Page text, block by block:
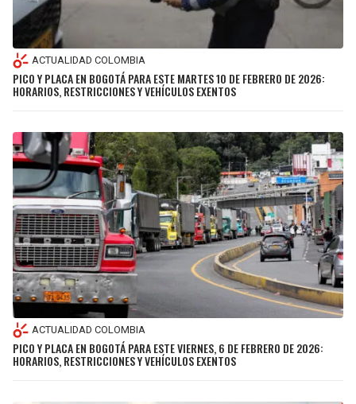
ACTUALIDAD COLOMBIA
PICO Y PLACA EN BOGOTÁ PARA ESTE MARTES 10 DE FEBRERO DE 2026:
HORARIOS, RESTRICCIONES Y VEHÍCULOS EXENTOS
ACTUALIDAD COLOMBIA
PICO Y PLACA EN BOGOTÁ PARA ESTE VIERNES, 6 DE FEBRERO DE 2026:
HORARIOS, RESTRICCIONES Y VEHÍCULOS EXENTOS